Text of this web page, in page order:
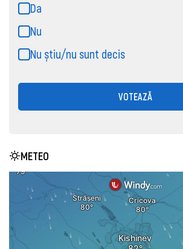
Da
Nu
Nu știu/nu sunt decis
VOTEAZĂ
METEO